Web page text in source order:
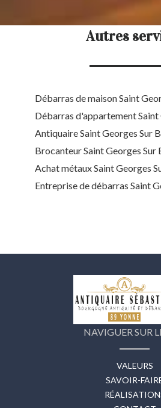
Autres
Débarras de maison Saint
Débarras d'appartement Saint
Antiquaire Saint Georges Sur
Brocanteur Saint Georges Sur
Achat métaux Saint Georges
Entreprise de débarras Saint
NAVIGUER SUR
VALEURS
SAVOIR-